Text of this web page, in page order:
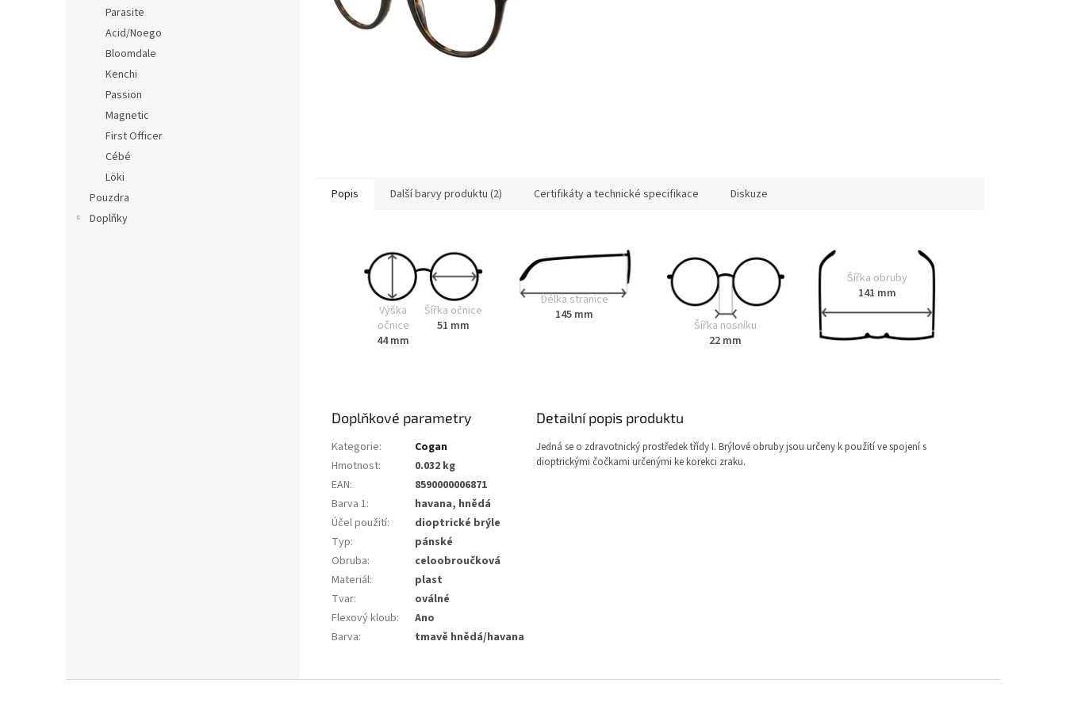
Parasite
Acid/Noego
Bloomdale
Kenchi
Passion
Magnetic
First Officer
Cébé
Löki
Pouzdra
Doplňky
Popis Další barvy produktu (2) Certifikáty a technické specifikace Diskuze
Výška
očnice
44 mm
Šířka očnice
51 mm
Délka stranice
145 mm
Šířka nosníku
22 mm
Šířka obruby
141 mm
Doplňkové parametry
Kategorie:
Cogan
Hmotnost:
0.032 kg
EAN:
8590000006871
Barva 1:
havana, hnědá
Účel použití:
dioptrické brýle
Typ:
pánské
Obruba:
celoobroučková
Materiál:
plast
Tvar:
oválné
Flexový kloub:
Ano
Barva: tmavě hnědá/havana
Detailní popis produktu
Jedná se o zdravotnický prostředek třídy I. Brýlové obruby jsou určeny k použití ve spojení s
dioptrickými čočkami určenými ke korekci zraku.